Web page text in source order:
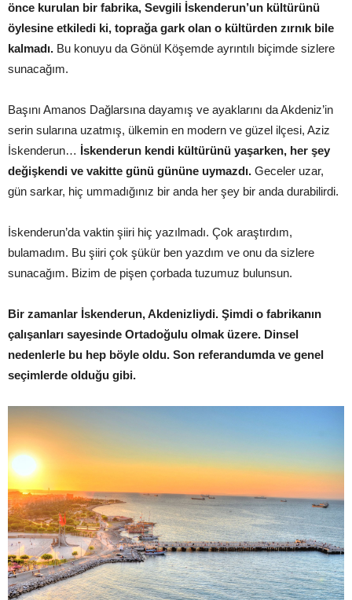
önce kurulan bir fabrika, Sevgili İskenderun’un kültürünü
öylesine etkiledi ki, toprağa gark olan o kültürden zırnık bile
kalmadı. Bu konuyu da Gönül Köşemde ayrıntılı biçimde sizlere
sunacağım.
Başını Amanos Dağlarsına dayamış ve ayaklarını da Akdeniz’in
serin sularına uzatmış, ülkemin en modern ve güzel ilçesi, Aziz
İskenderun… İskenderun kendi kültürünü yaşarken, her şey
değişkendi ve vakitte günü gününe uymazdı. Geceler uzar,
gün sarkar, hiç ummadığınız bir anda her şey bir anda durabilirdi.
İskenderun’da vaktin şiiri hiç yazılmadı. Çok araştırdım,
bulamadım. Bu şiiri çok şükür ben yazdım ve onu da sizlere
sunacağım. Bizim de pişen çorbada tuzumuz bulunsun.
Bir zamanlar İskenderun, Akdenizliydi. Şimdi o fabrikanın
çalışanları sayesinde Ortadoğulu olmak üzere. Dinsel
nedenlerle bu hep böyle oldu. Son referandumda ve genel
seçimlerde olduğu gibi.